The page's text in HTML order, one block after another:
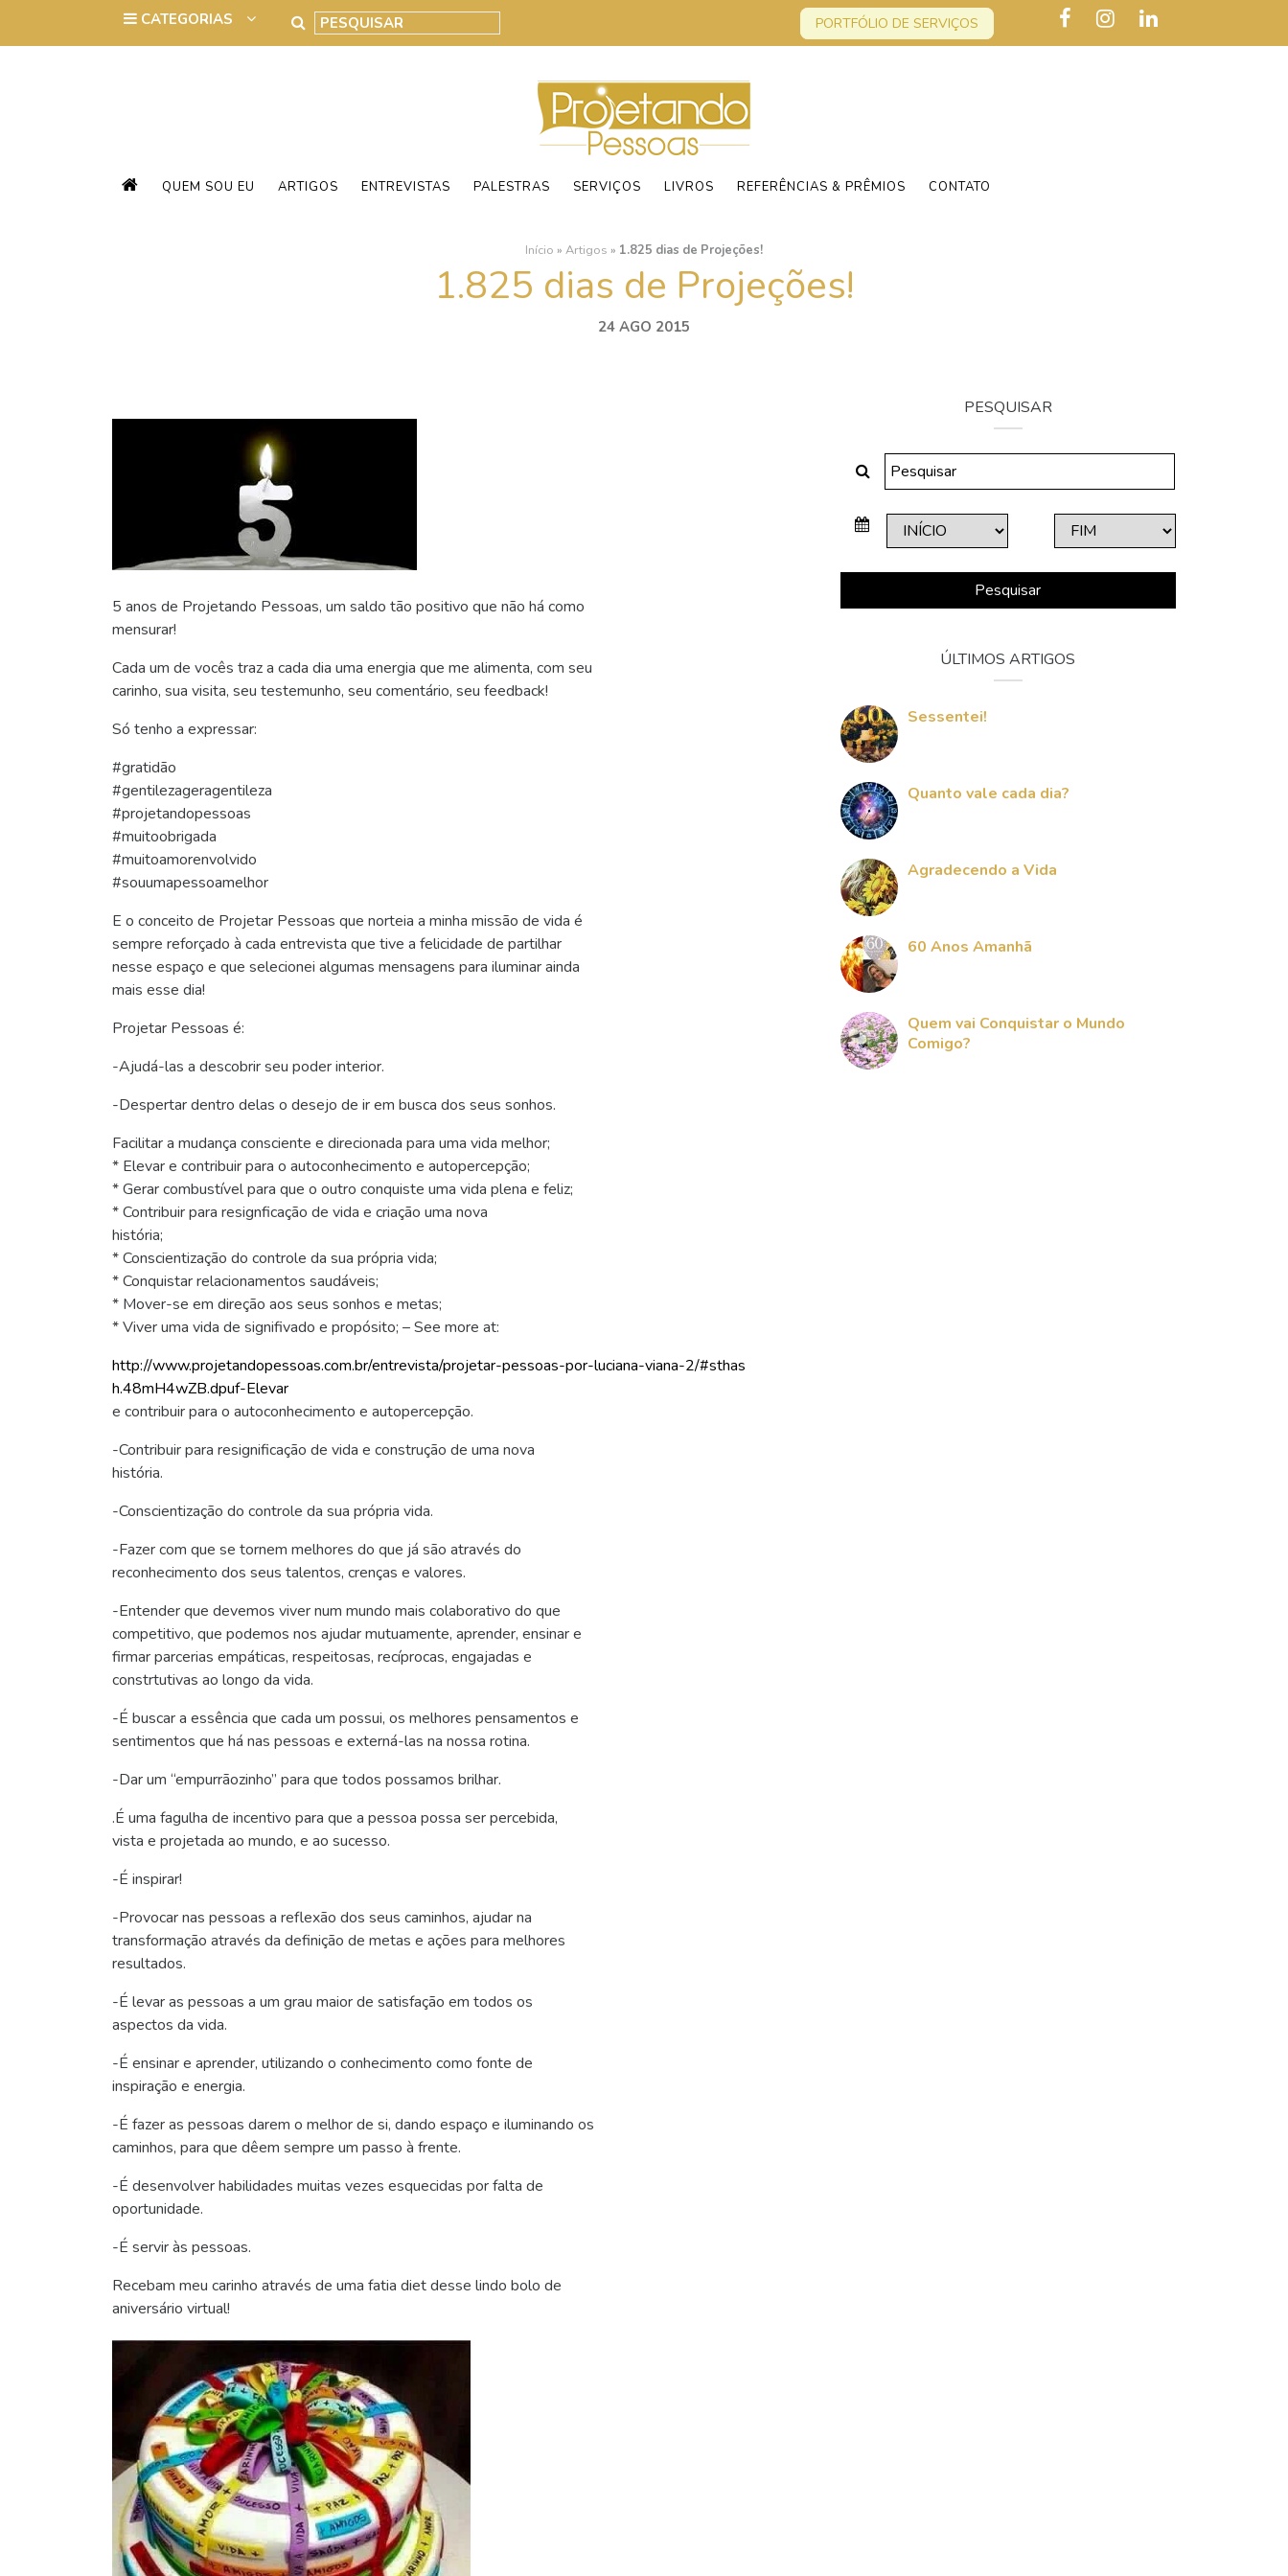
PORTFÓLIO DE SERVIÇOS
QUEM SOU EU ARTIGOS ENTREVISTAS PALESTRAS SERVIÇOS LIVROS REFERÊNCIAS & PRÊMIOS CONTATO
Início » Artigos » 1.825 dias de Projeções!
1.825 dias de Projeções!
24 AGO 2015
5 anos de Projetando Pessoas, um saldo tão positivo que não há como
mensurar!
Cada um de vocês traz a cada dia uma energia que me alimenta, com seu
carinho, sua visita, seu testemunho, seu comentário, seu feedback!
Só tenho a expressar:
#gratidão
#gentilezageragentileza
#projetandopessoas
#muitoobrigada
#muitoamorenvolvido
#souumapessoamelhor
E o conceito de Projetar Pessoas que norteia a minha missão de vida é
sempre reforçado à cada entrevista que tive a felicidade de partilhar
nesse espaço e que selecionei algumas mensagens para iluminar ainda
mais esse dia!
Projetar Pessoas é:
-Ajudá-las a descobrir seu poder interior.
-Despertar dentro delas o desejo de ir em busca dos seus sonhos.
Facilitar a mudança consciente e direcionada para uma vida melhor;
* Elevar e contribuir para o autoconhecimento e autopercepção;
* Gerar combustível para que o outro conquiste uma vida plena e feliz;
* Contribuir para resignficação de vida e criação uma nova
história;
* Conscientização do controle da sua própria vida;
* Conquistar relacionamentos saudáveis;
* Mover-se em direção aos seus sonhos e metas;
* Viver uma vida de signifivado e propósito; – See more at:
http://www.projetandopessoas.com.br/entrevista/projetar-pessoas-por-luciana-viana-2/#sthas
h.48mH4wZB.dpuf-Elevar
e contribuir para o autoconhecimento e autopercepção.
-Contribuir para resignificação de vida e construção de uma nova
história.
-Conscientização do controle da sua própria vida.
-Fazer com que se tornem melhores do que já são através do
reconhecimento dos seus talentos, crenças e valores.
-Entender que devemos viver num mundo mais colaborativo do que
competitivo, que podemos nos ajudar mutuamente, aprender, ensinar e
firmar parcerias empáticas, respeitosas, recíprocas, engajadas e
constrtutivas ao longo da vida.
-É buscar a essência que cada um possui, os melhores pensamentos e
sentimentos que há nas pessoas e externá-las na nossa rotina.
-Dar um “empurrãozinho” para que todos possamos brilhar.
.É uma fagulha de incentivo para que a pessoa possa ser percebida,
vista e projetada ao mundo, e ao sucesso.
-É inspirar!
-Provocar nas pessoas a reflexão dos seus caminhos, ajudar na
transformação através da definição de metas e ações para melhores
resultados.
-É levar as pessoas a um grau maior de satisfação em todos os
aspectos da vida.
-É ensinar e aprender, utilizando o conhecimento como fonte de
inspiração e energia.
-É fazer as pessoas darem o melhor de si, dando espaço e iluminando os
caminhos, para que dêem sempre um passo à frente.
-É desenvolver habilidades muitas vezes esquecidas por falta de
oportunidade.
-É servir às pessoas.
Recebam meu carinho através de uma fatia diet desse lindo bolo de
aniversário virtual!
PESQUISAR
Pesquisar
ÚLTIMOS ARTIGOS
Sessentei!
Quanto vale cada dia?
Agradecendo a Vida
60 Anos Amanhã
Quem vai Conquistar o Mundo
Comigo?